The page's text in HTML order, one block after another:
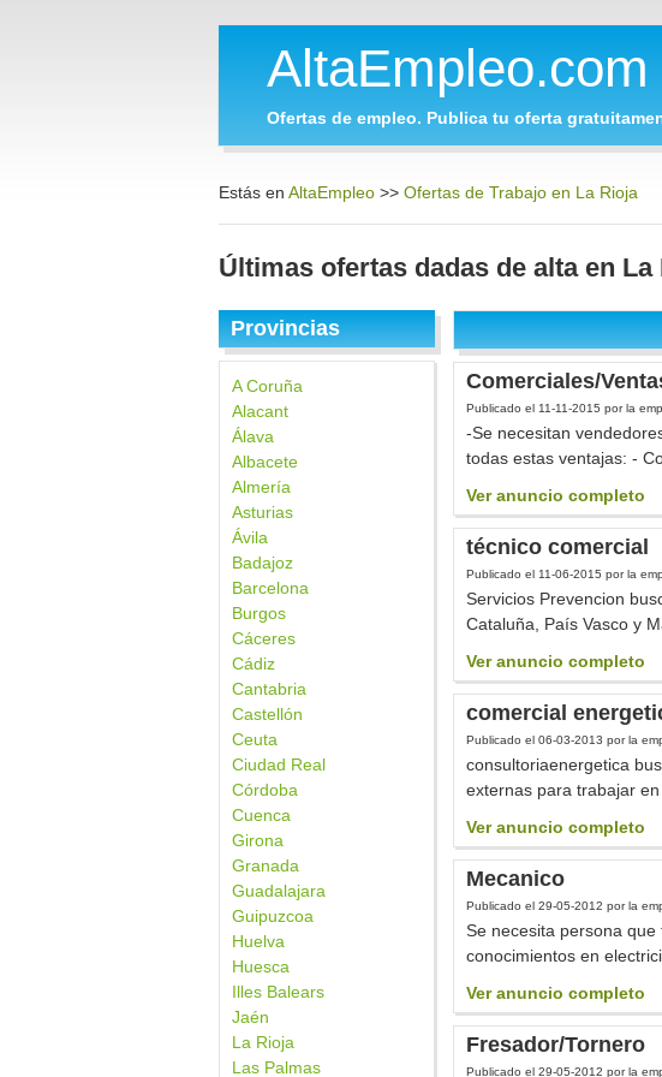
AltaEmpleo.com
Ofertas de empleo. Publica tu oferta
Estás en AltaEmpleo >> Ofertas de Trabajo en La Rioja
Últimas ofertas dadas de alta en La
Provincias
A Coruña
Alacant
Álava
Albacete
Almería
Asturias
Ávila
Badajoz
Barcelona
Burgos
Cáceres
Cádiz
Cantabria
Castellón
Ceuta
Ciudad Real
Córdoba
Cuenca
Girona
Granada
Guadalajara
Guipuzcoa
Huelva
Huesca
Illes Balears
Jaén
La Rioja
Las Palmas
Comerciales/
Publicado el 11-11-2015 por la
-Se necesitan
todas estas ventajas: -
Ver anuncio completo
técnico comercial
Publicado el 11-06-2015 por la
Servicios Prevencion
Cataluña, País Vasco y
Ver anuncio completo
comercial
Publicado el 06-03-2013 por la
consultoriaenergetica
externas para trabajar
Ver anuncio completo
Mecanico
Publicado el 29-05-2012 por la
Se necesita persona
conocimientos en
Ver anuncio completo
Fresador/Tornero
Publicado el 29-05-2012 por la